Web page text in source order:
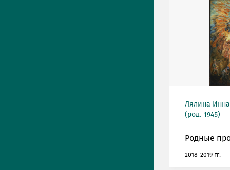
Лялина
(род. 1945)
Родные
2018-2019 гг.